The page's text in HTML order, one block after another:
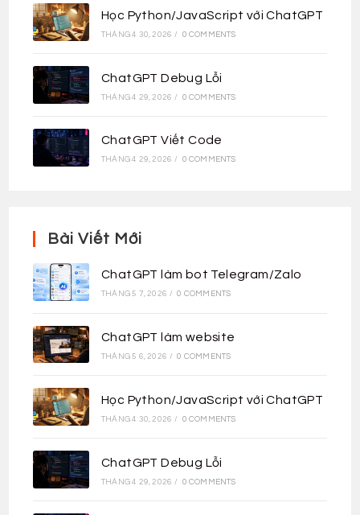
Học Python/JavaScript với ChatGPT
THÁNG 4 30, 2026 / 0 COMMENTS
ChatGPT Debug Lỗi
THÁNG 4 29, 2026 / 0 COMMENTS
ChatGPT Viết Code
THÁNG 4 29, 2026 / 0 COMMENTS
Bài Viết Mới
ChatGPT làm bot Telegram/Zalo
THÁNG 5 7, 2026 / 0 COMMENTS
ChatGPT làm website
THÁNG 5 6, 2026 / 0 COMMENTS
Học Python/JavaScript với ChatGPT
THÁNG 4 30, 2026 / 0 COMMENTS
ChatGPT Debug Lỗi
THÁNG 4 29, 2026 / 0 COMMENTS